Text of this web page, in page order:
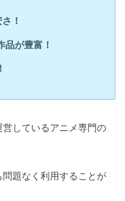
！
品が豊富！
しているアニメ専門の
題なく利用することが